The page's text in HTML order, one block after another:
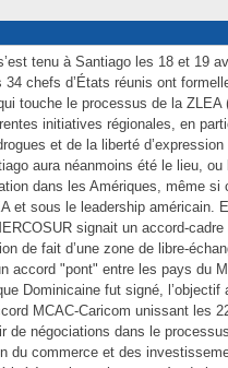
tenu à Santiago les 18 et 19
chefs d’États réunis ont
touche le processus de la ZLEA
initiatives régionales, en
et de la liberté
aura néanmoins été le lieu, ou
dans les Amériques, même si
et sous le leadership américain.
signait un accord-
de fait d’une zone de libre-
accord "pont" entre les pays du
Dominicaine fut signé, l’objectif
MCAC-Caricom unissant les
de négociations dans le
du commerce et des